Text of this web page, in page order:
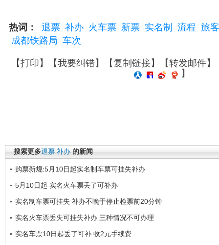
热词： 退票 补办 火车票 新票 实名制 流程 旅
成都铁路局 车次
【打印】【我要纠错】【复制链接】【转发邮件】
】
搜索更多退票 补办 的新闻
购票新规:5月10日起实名制车票可挂失补办
5月10日起 实名火车票丢了可补办
实名制车票可挂失 补办不晚于停止检票前20分钟
实名火车票丢失可挂失补办 三种情况不可办理
实名车票10日起丢了可补 收2元手续费